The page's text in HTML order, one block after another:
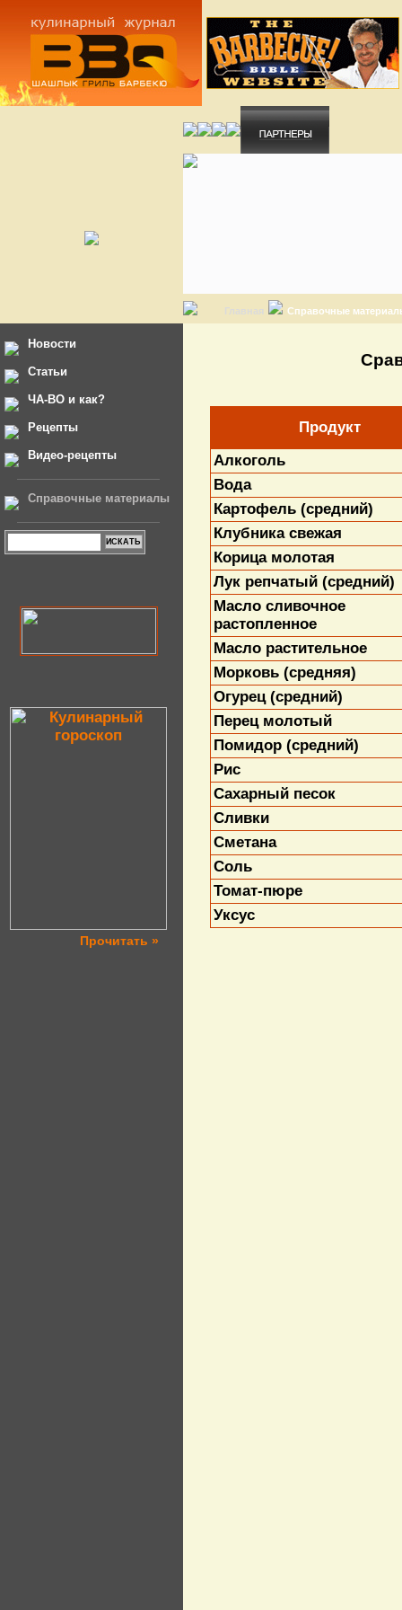
Главная Справочные
Новости
Статьи
ЧА-ВО и как?
Рецепты
Видео-рецепты
Справочные материалы
Прочитать »
Продукт
Алкоголь
Вода
Картофель (средний)
Клубника свежая
Корица молотая
Лук репчатый (средний)
Масло сливочное
растопленное
Масло растительное
Морковь (средняя)
Огурец (средний)
Перец молотый
Помидор (средний)
Рис
Сахарный песок
Сливки
Сметана
Соль
Томат-пюре
Уксус